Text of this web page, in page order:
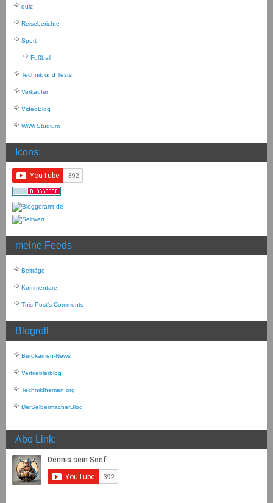
quiz
Reiseberichte
Sport
Fußball
Technik und Tests
Verkaufen
VideoBlog
WiWi Studium
Icons:
meine Feeds
Beiträge
Kommentare
This Post's Comments
Blogroll
Bergkamen-News
Vertrieblerblog
Technikthemen.org
DerSelbermacherBlog
Abo Link: